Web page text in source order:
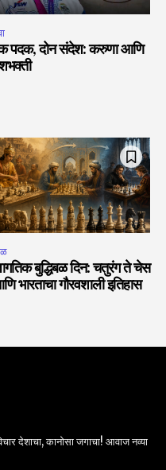
पदक, दोन संदेश: करुणा आणि
बुद्धिबळ दिन: चतुरंग ते चेस
भारताचा गौरवशाली इतिहास
देशाचा, कानोसा जगाचा! आवाज नव्या